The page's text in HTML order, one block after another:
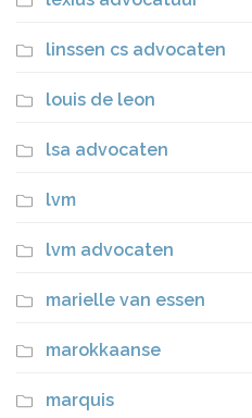
linssen cs advocaten
louis de leon
lsa advocaten
lvm
lvm advocaten
marielle van essen
marokkaanse
marquis